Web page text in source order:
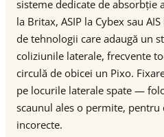
sisteme dedicate de absorbție
la Britax, ASIP la Cybex sau
de tehnologii care adaugă un
coliziunile laterale, frecvente
circulă de obicei un Pixo.
pe locurile laterale spate —
scaunul ales o permite,
incorecte.